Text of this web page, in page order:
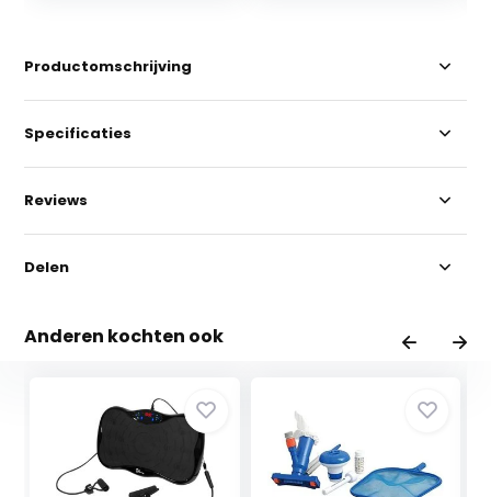
Productomschrijving
Specificaties
Reviews
Delen
Anderen kochten ook